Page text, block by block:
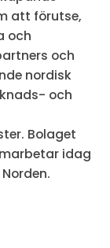
att förutse,
och
och
nordisk
och
Bolaget
idag